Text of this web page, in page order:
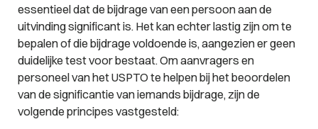
essentieel dat de bijdrage van een persoon aan de
uitvinding significant is. Het kan echter lastig zijn om te
bepalen of die bijdrage voldoende is, aangezien er geen
duidelijke test voor bestaat. Om aanvragers en
personeel van het USPTO te helpen bij het beoordelen
van de significantie van iemands bijdrage, zijn de
volgende principes vastgesteld: